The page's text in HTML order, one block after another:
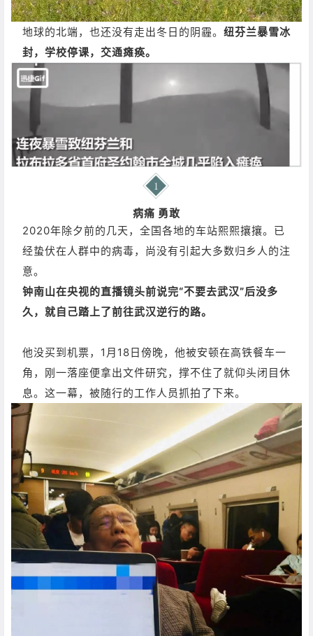
地球的北端，也还没有走出冬日的阴霾。 纽芬兰暴雪冰
封，学校停课，交通瘫痪。
病痛 勇敢
2020年除夕前的几天，全国各地的车站熙熙攘攘。 已
经蛰伏在人群中的病毒，尚没有引起大多数归乡人的注
意。
钟南山在央视的直播镜头前说完“不要去武汉”后没多
久，就自己踏上了前往武汉逆行的路。
他没买到机票，1月18日傍晚，他被安顿在高铁餐车一
角，刚一落座便拿出文件研究，撑不住了就仰头闭目休
息。这一幕，被随行的工作人员抓拍了下来。